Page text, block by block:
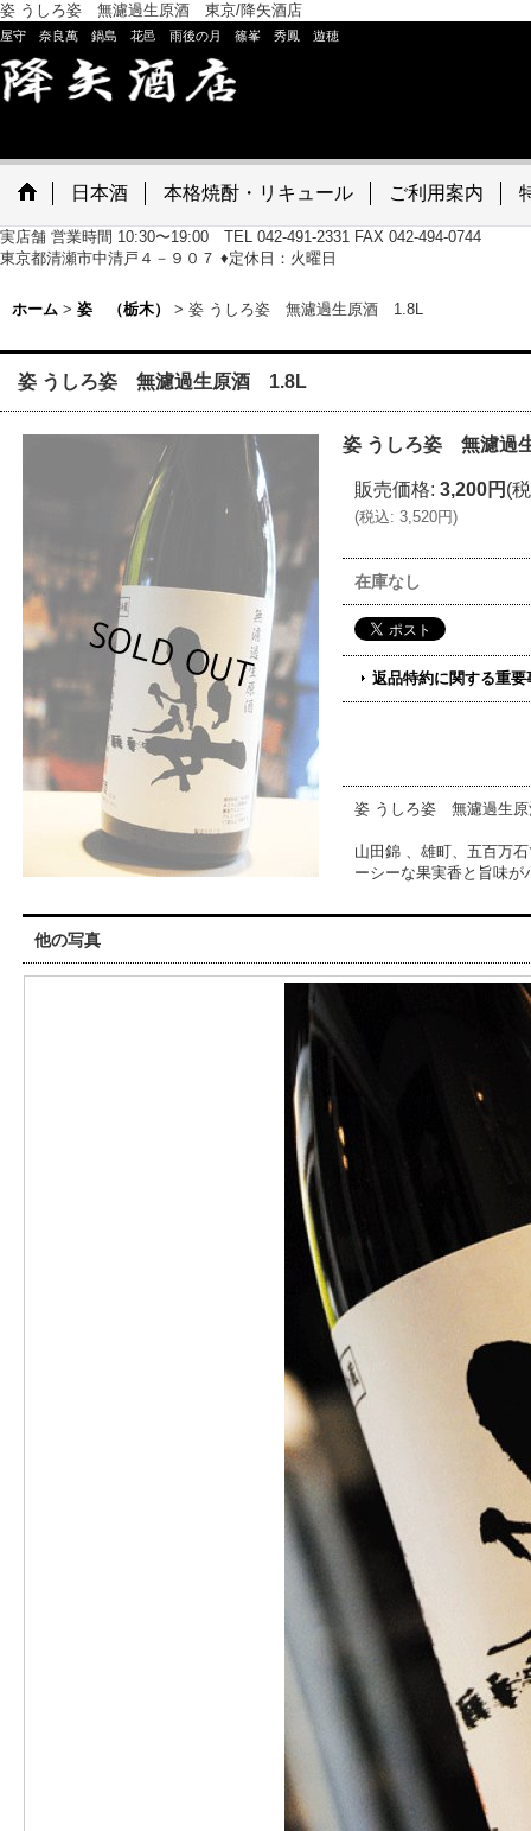
姿 うしろ姿 無濾過生原酒 東京/降矢酒店
屋守 奈良萬 鍋島 花邑 雨後の月 篠峯 秀鳳 遊穂
日本酒 本格焼酎・リキュール ご利用案内
実店舗 営業時間 10:30〜19:00 TEL 042-491-2331 FAX 042-494-0744
東京都清瀬市中清戸４－９０７ ♦定休日：火曜日
ホーム > 姿 （栃木） > 姿 うしろ姿 無濾過生原酒 1.8L
姿 うしろ姿 無濾過生原酒 1.8L
姿 うしろ姿 無濾過
販売価格: 3,200円 (
(税込: 3,520円)
在庫なし
返品特約に関する重要
姿 うしろ姿 無濾過生原
山田錦 、雄町、五百万
ーシーな果実香と旨味
他の写真